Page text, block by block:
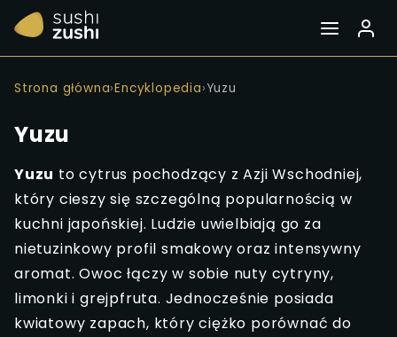
Strona główna›Encyklopedia›Yuzu
Yuzu
Yuzu to cytrus pochodzący z Azji Wschodniej,
który cieszy się szczególną popularnością w
kuchni japońskiej. Ludzie uwielbiają go za
nietuzinkowy profil smakowy oraz intensywny
aromat. Owoc łączy w sobie nuty cytryny,
limonki i grejpfruta. Jednocześnie posiada
kwiatowy zapach, który ciężko porównać do